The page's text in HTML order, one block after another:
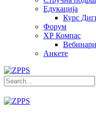
Едукација
Курс
Форум
ХР Компас
Вебинари
Анкете